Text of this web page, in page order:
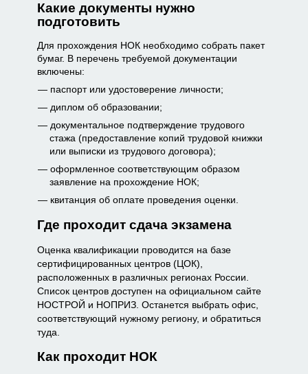
Какие документы нужно
подготовить
Для прохождения НОК необходимо собрать пакет
бумаг. В перечень требуемой документации
включены:
паспорт или удостоверение личности;
диплом об образовании;
документальное подтверждение трудового
стажа (предоставление копий трудовой книжки
или выписки из трудового договора);
оформленное соответствующим образом
заявление на прохождение НОК;
квитанция об оплате проведения оценки.
Где проходит сдача экзамена
Оценка квалификации проводится на базе
сертифицированных центров (ЦОК),
расположенных в различных регионах России.
Список центров доступен на официальном сайте
НОСТРОЙ и НОПРИЗ. Останется выбрать офис,
соответствующий нужному региону, и обратиться
туда.
Как проходит НОК